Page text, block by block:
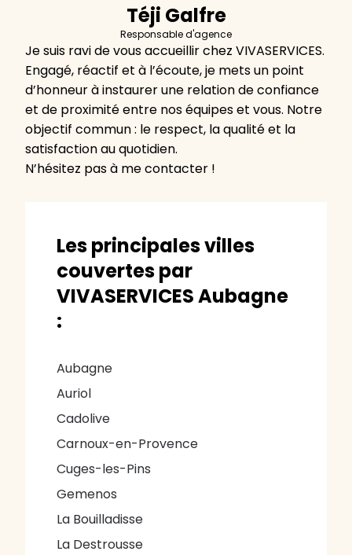
Téji Galfre
Responsable d'agence
Je suis ravi de vous accueillir chez VIVASERVICES.
Engagé, réactif et à l’écoute, je mets un point
d’honneur à instaurer une relation de confiance
et de proximité entre nos équipes et vous. Notre
objectif commun : le respect, la qualité et la
satisfaction au quotidien.
N’hésitez pas à me contacter !
Les principales villes
couvertes par
VIVASERVICES Aubagne
:
Aubagne
Auriol
Cadolive
Carnoux-en-Provence
Cuges-les-Pins
Gemenos
La Bouilladisse
La Destrousse